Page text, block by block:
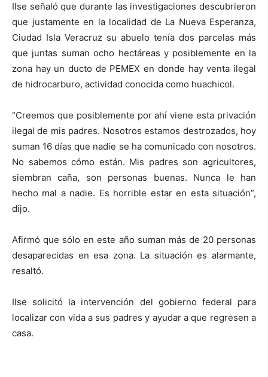
Ilse señaló que durante las investigaciones descubrieron
que justamente en la localidad de La Nueva Esperanza,
Ciudad Isla Veracruz su abuelo tenía dos parcelas más
que juntas suman ocho hectáreas y posiblemente en la
zona hay un ducto de PEMEX en donde hay venta ilegal
de hidrocarburo, actividad conocida como huachicol.
“Creemos que posiblemente por ahí viene esta privación
ilegal de mis padres. Nosotros estamos destrozados, hoy
suman 16 días que nadie se ha comunicado con nosotros.
No sabemos cómo están. Mis padres son agricultores,
siembran caña, son personas buenas. Nunca le han
hecho mal a nadie. Es horrible estar en esta situación”,
dijo.
Afirmó que sólo en este año suman más de 20 personas
desaparecidas en esa zona. La situación es alarmante,
resaltó.
Ilse solicitó la intervención del gobierno federal para
localizar con vida a sus padres y ayudar a que regresen a
casa.